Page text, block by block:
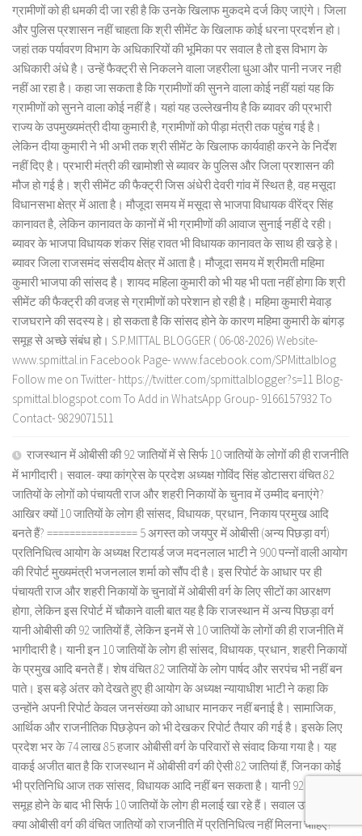
ग्रामीणों को ही धमकी दी जा रही है कि उनके खिलाफ मुकदमे दर्ज किए जाएंगे। जिला
और पुलिस प्रशासन नहीं चाहता कि श्री सीमेंट के खिलाफ कोई धरना प्रदर्शन हो।
जहां तक पर्यावरण विभाग के अधिकारियों की भूमिका पर सवाल है तो इस विभाग के
अधिकारी अंधे है। उन्हें फैक्ट्री से निकलने वाला जहरीला धुआ और पानी नजर नही
नहीं आ रहा है। कहा जा सकता है कि ग्रामीणों की सुनने वाला कोई नहीं यहां यह कि
ग्रामीणों को सुनने वाला कोई नहीं है। यहां यह उल्लेखनीय है कि ब्यावर की प्रभारी
राज्य के उपमुख्यमंत्री दीया कुमारी है, ग्रामीणों को पीड़ा मंत्री तक पहुंच गई है।
लेकिन दीया कुमारी ने भी अभी तक श्री सीमेंट के खिलाफ कार्यवाही करने के निर्देश
नहीं दिए है। प्रभारी मंत्री की खामोशी से ब्यावर के पुलिस और जिला प्रशासन की
मौज हो गई है। श्री सीमेंट की फैक्ट्री जिस अंधेरी देवरी गांव में स्थित है, वह मसूदा
विधानसभा क्षेत्र में आता है। मौजूदा समय में मसूदा से भाजपा विधायक वीरेंद्र सिंह
कानावत है, लेकिन कानावत के कानों में भी ग्रामीणों की आवाज सुनाई नहीं दे रही।
ब्यावर के भाजपा विधायक शंकर सिंह रावत भी विधायक कानावत के साथ ही खड़े हे।
ब्यावर जिला राजसमंद संसदीय क्षेत्र में आता है। मौजूदा समय में श्रीमती महिमा
कुमारी भाजपा की सांसद है। शायद महिला कुमारी को भी यह भी पता नहीं होगा कि श्री
सीमेंट की फैक्ट्री की वजह से ग्रामीणों को परेशान हो रही है। महिमा कुमारी मेवाड़
राजघराने की सदस्य हे। हो सकता है कि सांसद होने के कारण महिमा कुमारी के बांगड़
समूह से अच्छे संबंध हो। S.P.MITTAL BLOGGER ( 06-08-2026) Website-
www.spmittal.in Facebook Page- www.facebook.com/SPMittalblog
Follow me on Twitter- https://twitter.com/spmittalblogger?s=11 Blog-
spmittal.blogspot.com To Add in WhatsApp Group- 9166157932 To
Contact- 9829071511
राजस्थान में ओबीसी की 92 जातियों में से सिर्फ 10 जातियों के लोगों की ही राजनीति
में भागीदारी। सवाल- क्या कांग्रेस के प्रदेश अध्यक्ष गोविंद सिंह डोटासरा वंचित 82
जातियों के लोगों को पंचायती राज और शहरी निकायों के चुनाव में उम्मीद बनाएंगे?
आखिर क्यों 10 जातियों के लोग ही सांसद, विधायक, प्रधान, निकाय प्रमुख आदि
बनते हैं? ================ 5 अगस्त को जयपुर में ओबीसी (अन्य पिछड़ा वर्ग)
प्रतिनिधित्व आयोग के अध्यक्ष रिटायर्ड जज मदनलाल भाटी ने 900 पन्नों वाली आयोग
की रिपोर्ट मुख्यमंत्री भजनलाल शर्मा को सौंप दी है। इस रिपोर्ट के आधार पर ही
पंचायती राज और शहरी निकायों के चुनावों में ओबीसी वर्ग के लिए सीटों का आरक्षण
होगा, लेकिन इस रिपोर्ट में चौकाने वाली बात यह है कि राजस्थान में अन्य पिछड़ा वर्ग
यानी ओबीसी की 92 जातियों हैं, लेकिन इनमें से 10 जातियों के लोगों की ही राजनीति में
भागीदारी है। यानी इन 10 जातियों के लोग ही सांसद, विधायक, प्रधान, शहरी निकायों
के प्रमुख आदि बनते हैं। शेष वंचित 82 जातियों के लोग पार्षद और सरपंच भी नहीं बन
पाते। इस बड़े अंतर को देखते हुए ही आयोग के अध्यक्ष न्यायाधीश भाटी ने कहा कि
उन्होंने अपनी रिपोर्ट केवल जनसंख्या को आधार मानकर नहीं बनाई है। सामाजिक,
आर्थिक और राजनीतिक पिछड़ेपन को भी देखकर रिपोर्ट तैयार की गई है। इसके लिए
प्रदेश भर के 74 लाख 85 हजार ओबीसी वर्ग के परिवारों से संवाद किया गया है। यह
वाकई अजीत बात है कि राजस्थान में ओबीसी वर्ग की ऐसी 82 जातियां हैं, जिनका कोई
भी प्रतिनिधि आज तक सांसद, विधायक आदि नहीं बन सकता है। यानी 92 जातियों का
समूह होने के बाद भी सिर्फ 10 जातियों के लोग ही मलाई खा रहे हैं। सवाल उठता है कि
क्या ओबीसी वर्ग की वंचित जातियों को राजनीति में प्रतिनिधित्व नहीं मिलना चाहिए?